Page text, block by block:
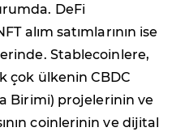
DeFi
alım satımlarının ise
Stablecoinlere,
çok ülkenin CBDC
Birimi) projelerinin ve
coinlerinin ve dijital